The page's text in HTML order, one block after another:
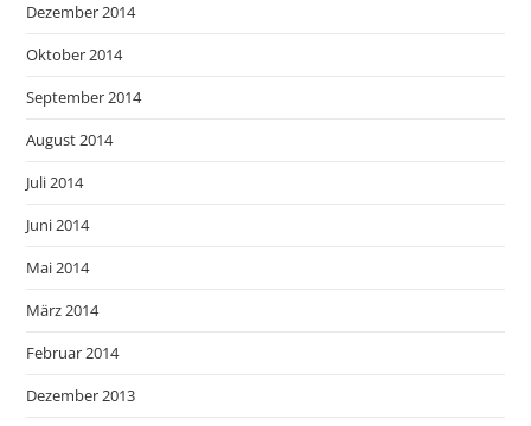
Dezember 2014
Oktober 2014
September 2014
August 2014
Juli 2014
Juni 2014
Mai 2014
März 2014
Februar 2014
Dezember 2013